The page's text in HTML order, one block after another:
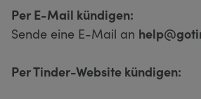
Per E-Mail kündigen:
Sende eine E-Mail an
Per Tinder-Website kündigen: